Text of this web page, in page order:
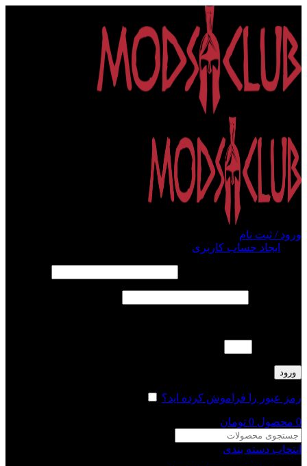
ورود / ثبت نام
ایجاد حساب کاربری
ورود
رمز عبور را فراموش کرده اید؟
0 محصول 0 تومان
انتخاب دسته بندی